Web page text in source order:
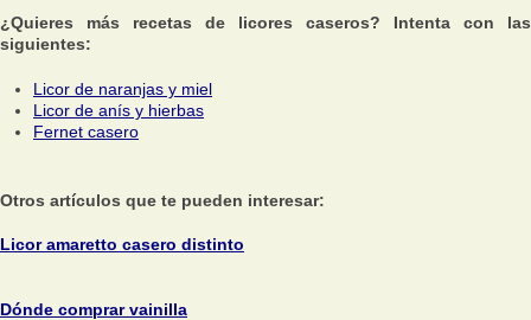
¿Quieres más recetas de licores caseros? Intenta con las
siguientes:
Licor de naranjas y miel
Licor de anís y hierbas
Fernet casero
Otros artículos que te pueden interesar:
Licor amaretto casero distinto
Dónde comprar vainilla